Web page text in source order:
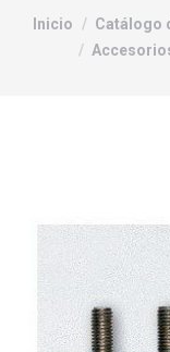
Estás aquí:
Inicio Catálogo